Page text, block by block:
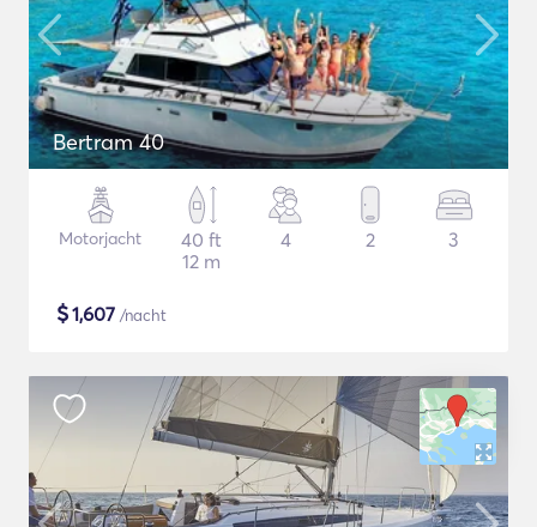
Bertram 40
Motorjacht
40 ft
12 m
4 2 3
$1,607 /nacht